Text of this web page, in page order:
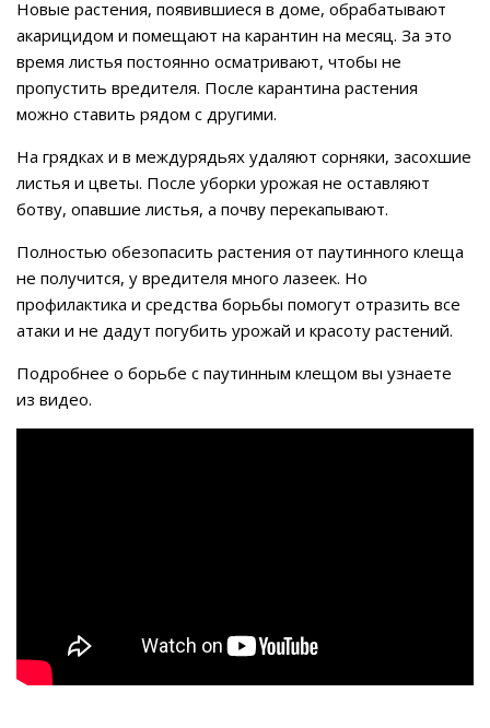
Новые растения, появившиеся в доме, обрабатывают
акарицидом и помещают на карантин на месяц. За это
время листья постоянно осматривают, чтобы не
пропустить вредителя. После карантина растения
можно ставить рядом с другими.
На грядках и в междурядьях удаляют сорняки, засохшие
листья и цветы. После уборки урожая не оставляют
ботву, опавшие листья, а почву перекапывают.
Полностью обезопасить растения от паутинного клеща
не получится, у вредителя много лазеек. Но
профилактика и средства борьбы помогут отразить все
атаки и не дадут погубить урожай и красоту растений.
Подробнее о борьбе с паутинным клещом вы узнаете
из видео.